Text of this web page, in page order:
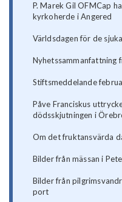
P. Marek Gil OFMCap
kyrkoherde i Angered
Världsdagen för de
Nyhetssammanfattning
Stiftsmeddelande
Påve Franciskus
dödsskjutningen i
Om det fruktansvärda
Bilder från mässan i
Bilder från
port